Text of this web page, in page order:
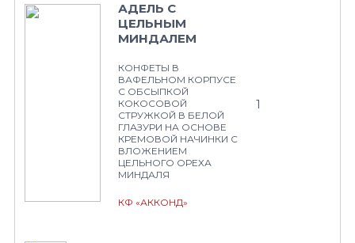
АДЕЛЬ С
ЦЕЛЬНЫМ
МИНДАЛЕМ
КОНФЕТЫ В
ВАФЕЛЬНОМ КОРПУСЕ
С ОБСЫПКОЙ
КОКОСОВОЙ
СТРУЖКОЙ В БЕЛОЙ
ГЛАЗУРИ НА ОСНОВЕ
КРЕМОВОЙ НАЧИНКИ С
ВЛОЖЕНИЕМ
ЦЕЛЬНОГО ОРЕХА
МИНДАЛЯ
КФ «АККОНД»
1